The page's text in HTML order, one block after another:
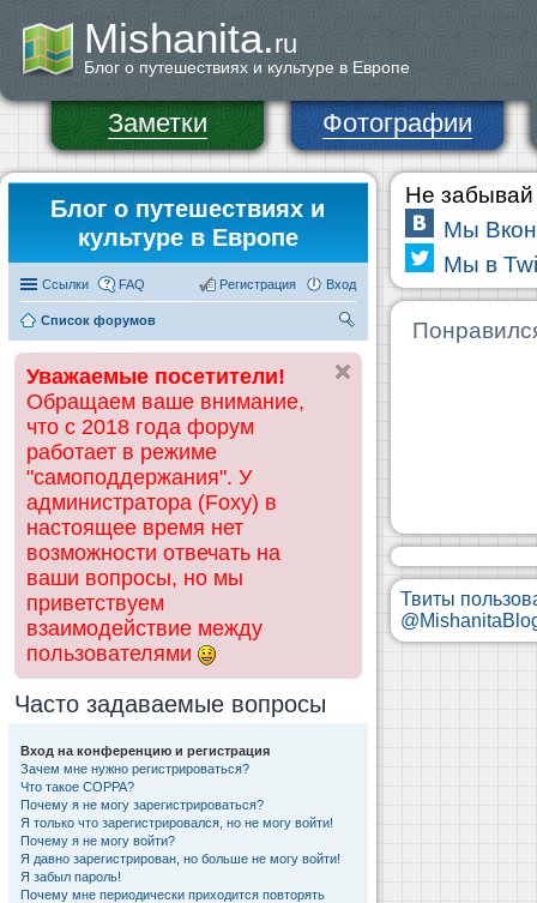
Mishanita.ru
Блог о путешествиях и культуре в Европе
Заметки Фотографии
Блог о путешествиях и
культуре в Европе
Ссылки FAQ Вход
Регистрация
Список форумов
ск
Уважаемые посетители!
Обращаем ваше внимание,
что с 2018 года форум
работает в режиме
"самоподдержания". У
администратора (Foxy) в
настоящее время нет
возможности отвечать на
ваши вопросы, но мы
приветствуем
взаимодействие между
пользователями
Часто задаваемые вопросы
Вход на конференцию и регистрация
Зачем мне нужно регистрироваться?
Что такое COPPA?
Почему я не могу зарегистрироваться?
Я только что зарегистрировался, но не могу войти!
Почему я не могу войти?
Я давно зарегистрирован, но больше не могу войти!
Я забыл пароль!
Почему мне периодически приходится повторять
Не забывай
Мы
Мы в
Твиты